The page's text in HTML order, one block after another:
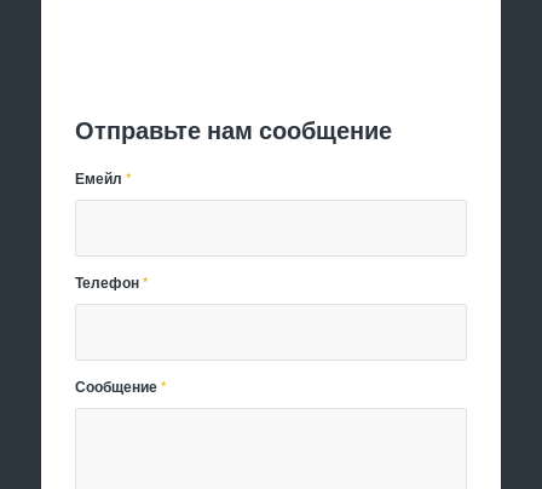
Отправьте нам сообщение
Емейл*
Телефон*
Сообщение*